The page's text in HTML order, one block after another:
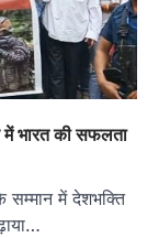
भारत की सफलता
में देशभक्ति